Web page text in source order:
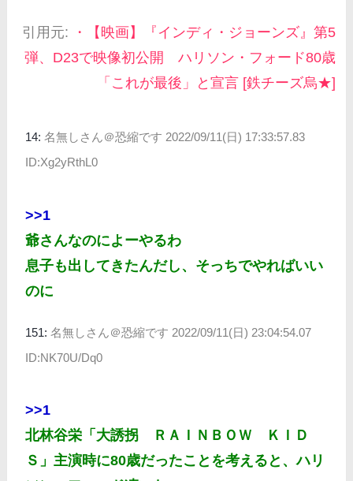
引用元:
・【映画】『インディ・ジョーンズ』第5
弾、D23で映像初公開 ハリソン・フォード80歳
「これが最後」と宣言 [鉄チーズ烏★]
14:名無しさん＠恐縮です 2022/09/11(日) 17:33:57.83
ID:Xg2yRthL0
>>1
爺さんなのによーやるわ
息子も出してきたんだし、そっちでやればいい
のに
151:名無しさん＠恐縮です 2022/09/11(日) 23:04:54.07
ID:NK70U/Dq0
>>1
北林谷栄「大誘拐 ＲＡＩＮＢＯＷ ＫＩＤ
Ｓ」主演時に80歳だったことを考えると、ハリ